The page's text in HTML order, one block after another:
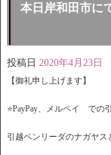
本日岸和田市に
投稿日 2020年4月23日
【御礼申し上げます】
⭐️PayPay、メルペイ での
引越ベンリーダのナガヤス